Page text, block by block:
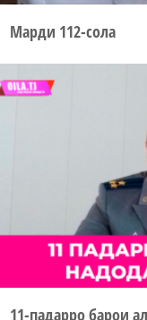
Марди 112-сола
11-падарро барои